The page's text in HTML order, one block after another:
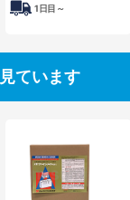
1日目～
ています